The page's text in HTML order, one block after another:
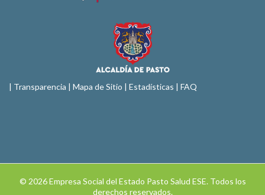
| Transparencia | Mapa de Sitio | Estadísticas | FAQ
© 2026 Empresa Social del Estado Pasto Salud ESE. Todos los
derechos reservados.